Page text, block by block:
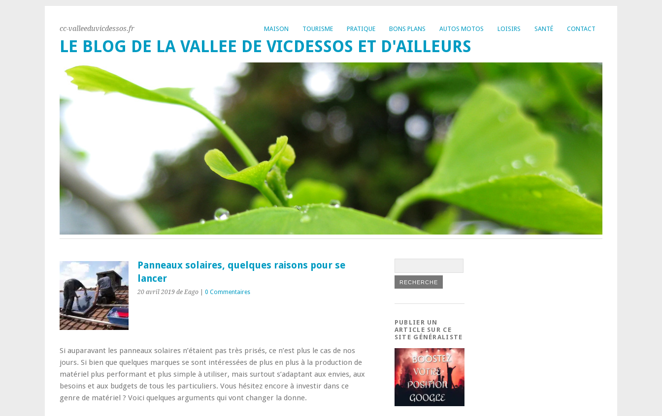
MAISON TOURISME PRATIQUE BONS PLANS AUTOS MOTOS LOISIRS SANTÉ CONTACT
LE BLOG DE LA VALLEE DE VICDESSOS ET D'AILLEURS
cc-valleeduvicdessos.fr
Panneaux solaires, quelques raisons pour se
lancer
20 avril 2019 de Eago| 0 Commentaires
Si auparavant les panneaux solaires n’étaient pas très prisés, ce n’est plus le cas de nos
jours. Si bien que quelques marques se sont intéressées de plus en plus à la production de
matériel plus performant et plus simple à utiliser, mais surtout s’adaptant aux envies, aux
besoins et aux budgets de tous les particuliers. Vous hésitez encore à investir dans ce
genre de matériel ? Voici quelques arguments qui vont changer la donne.
PUBLIER UN
ARTICLE SUR CE
SITE GÉNÉRALISTE